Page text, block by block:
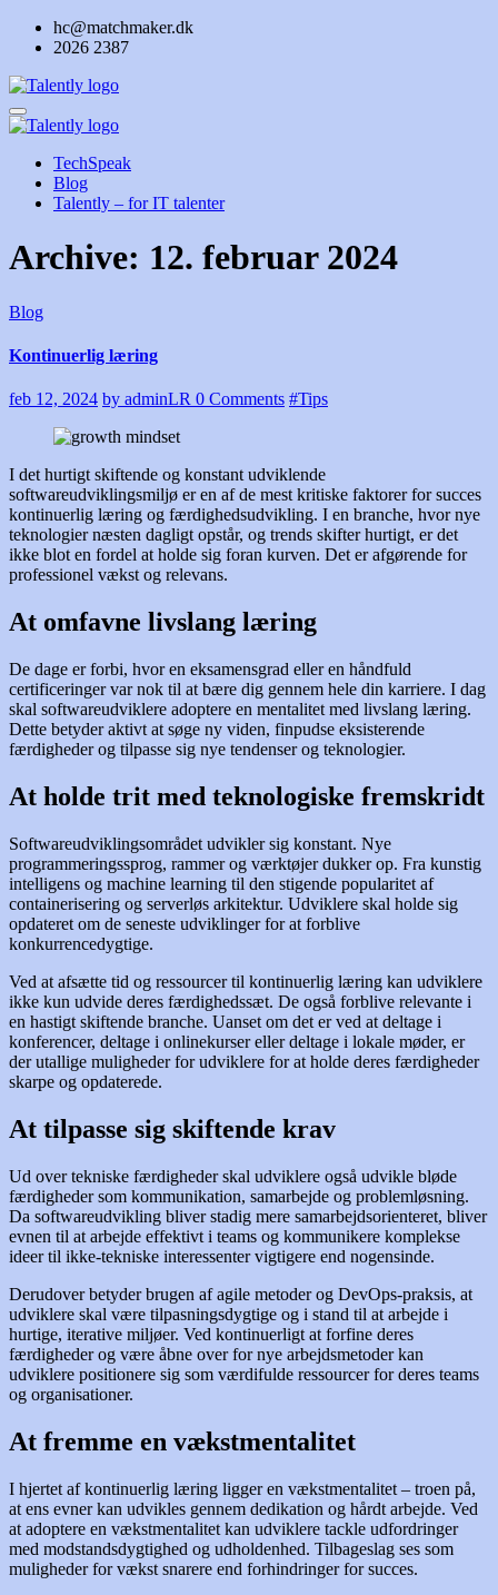
Skip
hc@matchmaker.dk
2026 2387
TechSpeak
Blog
Talently – for IT talenter
Archive: 12. februar 2024
Blog
Kontinuerlig læring
feb 12, 2024 by adminLR 0 Comments #Tips
I det hurtigt skiftende og konstant udviklende
softwareudviklingsmiljø er en af de mest kritiske faktorer for succes
kontinuerlig læring og færdighedsudvikling. I en branche, hvor nye
teknologier næsten dagligt opstår, og trends skifter hurtigt, er det
ikke blot en fordel at holde sig foran kurven. Det er afgørende for
professionel vækst og relevans.
At omfavne livslang læring
De dage er forbi, hvor en eksamensgrad eller en håndfuld
certificeringer var nok til at bære dig gennem hele din karriere. I dag
skal softwareudviklere adoptere en mentalitet med livslang læring.
Dette betyder aktivt at søge ny viden, finpudse eksisterende
færdigheder og tilpasse sig nye tendenser og teknologier.
At holde trit med teknologiske fremskridt
Softwareudviklingsområdet udvikler sig konstant. Nye
programmeringssprog, rammer og værktøjer dukker op. Fra kunstig
intelligens og machine learning til den stigende popularitet af
containerisering og serverløs arkitektur. Udviklere skal holde sig
opdateret om de seneste udviklinger for at forblive
konkurrencedygtige.
Ved at afsætte tid og ressourcer til kontinuerlig læring kan udviklere
ikke kun udvide deres færdighedssæt. De også forblive relevante i
en hastigt skiftende branche. Uanset om det er ved at deltage i
konferencer, deltage i onlinekurser eller deltage i lokale møder, er
der utallige muligheder for udviklere for at holde deres færdigheder
skarpe og opdaterede.
At tilpasse sig skiftende krav
Ud over tekniske færdigheder skal udviklere også udvikle bløde
færdigheder som kommunikation, samarbejde og problemløsning.
Da softwareudvikling bliver stadig mere samarbejdsorienteret, bliver
evnen til at arbejde effektivt i teams og kommunikere komplekse
ideer til ikke-tekniske interessenter vigtigere end nogensinde.
Derudover betyder brugen af agile metoder og DevOps-praksis, at
udviklere skal være tilpasningsdygtige og i stand til at arbejde i
hurtige, iterative miljøer. Ved kontinuerligt at forfine deres
færdigheder og være åbne over for nye arbejdsmetoder kan
udviklere positionere sig som værdifulde ressourcer for deres teams
og organisationer.
At fremme en vækstmentalitet
I hjertet af kontinuerlig læring ligger en vækstmentalitet – troen på,
at ens evner kan udvikles gennem dedikation og hårdt arbejde. Ved
at adoptere en vækstmentalitet kan udviklere tackle udfordringer
med modstandsdygtighed og udholdenhed. Tilbageslag ses som
muligheder for vækst snarere end forhindringer for succes.